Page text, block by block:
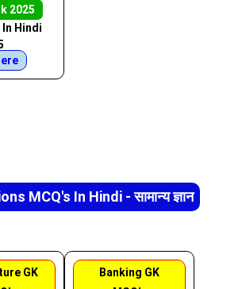
2025
In Hindi
MCQ's In Hindi - सामान्य ज्ञान
GK
Banking GK